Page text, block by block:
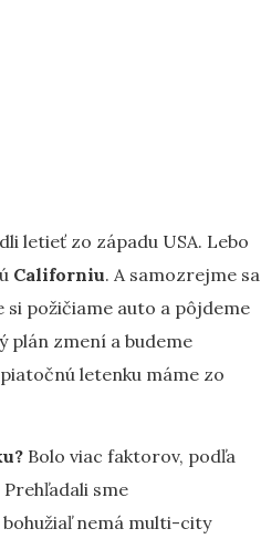
letieť zo západu USA. Lebo
Californiu. A samozrejme sa
si požičiame auto a pôjdeme
plán zmení a budeme
letenku máme zo
Bolo viac faktorov, podľa
sme
nemá multi-city